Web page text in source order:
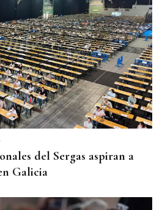
del Sergas aspiran a
Galicia